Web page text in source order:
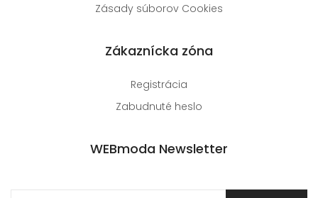
Zásady súborov Cookies
Zákaznícka zóna
Registrácia
Zabudnuté heslo
WEBmoda Newsletter